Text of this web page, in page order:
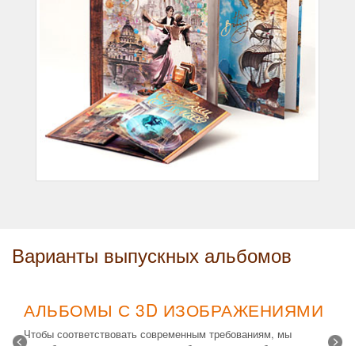
Варианты выпускных альбомов
АЛЬБОМЫ С 3D ИЗОБРАЖЕНИЯМИ
Чтобы соответствовать современным требованиям, мы